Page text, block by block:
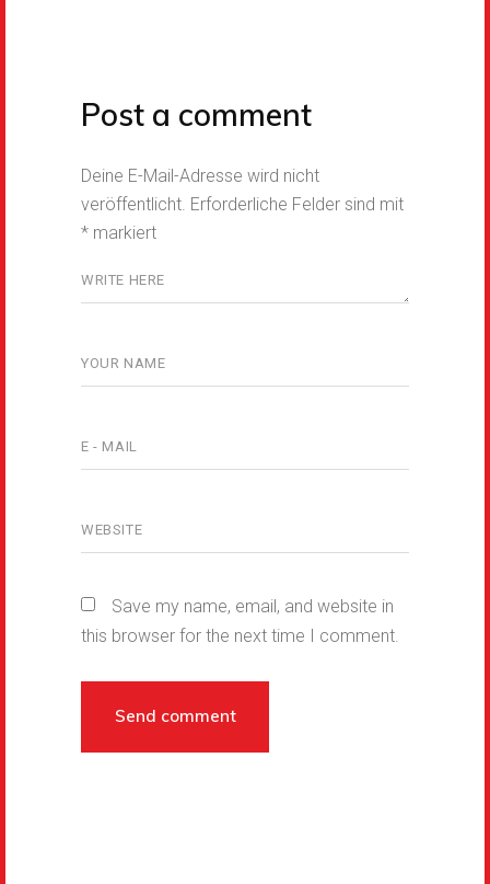
Post a comment
Deine E-Mail-Adresse wird nicht
veröffentlicht. Erforderliche Felder sind mit
* markiert
Save my name, email, and website in
this browser for the next time I comment.